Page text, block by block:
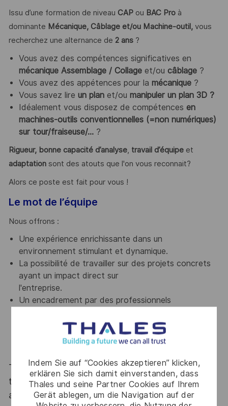
Indem Sie auf “Cookies akzeptieren” klicken,
erklären Sie sich damit einverstanden, dass
Thales und seine Partner Cookies auf Ihrem
Gerät ablegen, um die Navigation auf der
Issu d’une formation de niveau CAP ou BAC Proà
dominante Mécanique, Câblage et/ou Machine-outil, vous
recherchez une alternance de 2 ans ?
Vous avez des compétences significatives en
mécanique Assemblage / Collage et/ou câblage?
Vous avez des appétences pour la mécanique?
Vous savez lire un plan et/ou manipuler un plan 3D?
Idéalement vous disposez de compétences en
machines-outils conventionnelles (=non numériques)
sur tour/fraiseuse/…?
Rigueur, bonne capacité d’analyse, travail d’équipeet
adaptation sont des atouts que l'on vous reconnait?
Alors ce poste est fait pour vous !
Le mot de l’équipe
Nous offrons :
Une expérience enrichissante dans un
environnement stimulant et dynamique.
La possibilité de travailler sur des projets concrets
ayant un impact direct sur
l'entreprise.
Un encadrement par des professionnels
Nous avons hâte de voir les contributions que vous
Thales, entreprise Handi-Engagée, reconnait
tous les talents. La diversité est notre meilleur
atout. Postulez et rejoignez nous !